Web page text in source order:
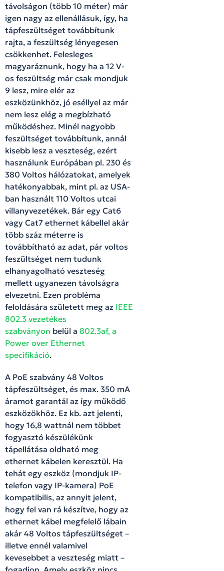
távolságon (több 10 méter) már
igen nagy az ellenállásuk, így, ha
tápfeszültséget továbbítunk
rajta, a feszültség lényegesen
csökkenhet. Felesleges
magyaráznunk, hogy ha a 12 V-
os feszültség már csak mondjuk
9 lesz, mire elér az
eszközünkhöz, jó eséllyel az már
nem lesz elég a megbízható
működéshez. Minél nagyobb
feszültséget továbbítunk, annál
kisebb lesz a veszteség, ezért
használunk Európában pl. 230 és
380 Voltos hálózatokat, amelyek
hatékonyabbak, mint pl. az USA-
ban használt 110 Voltos utcai
villanyvezetékek. Bár egy Cat6
vagy Cat7 ethernet kábellel akár
több száz méterre is
továbbítható az adat, pár voltos
feszültséget nem tudunk
elhanyagolható veszteség
mellett ugyanezen távolságra
elvezetni. Ezen probléma
feloldására született meg az IEEE
802.3 vezetékes
szabványon belül a 802.3af, a
Power over Ethernet
specifikáció.
A PoE szabvány 48 Voltos
tápfeszültséget, és max. 350 mA
áramot garantál az így működő
eszközökhöz. Ez kb. azt jelenti,
hogy 16,8 wattnál nem többet
fogyasztó készülékünk
tápellátása oldható meg
ethernet kábelen keresztül. Ha
tehát egy eszköz (mondjuk IP-
telefon vagy IP-kamera) PoE
kompatibilis, az annyit jelent,
hogy fel van rá készítve, hogy az
ethernet kábel megfelelő lábain
akár 48 Voltos tápfeszültséget –
illetve ennél valamivel
kevesebbet a veszteség miatt –